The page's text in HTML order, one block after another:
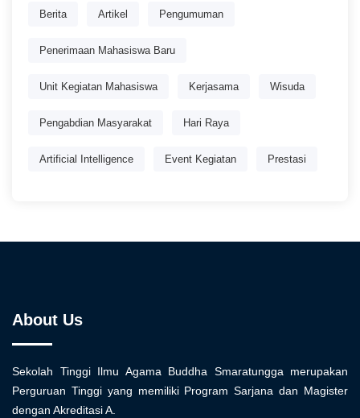
Berita Artikel Pengumuman
Penerimaan Mahasiswa Baru
Unit Kegiatan Mahasiswa Kerjasama Wisuda
Pengabdian Masyarakat Hari Raya
Artificial Intelligence Event Kegiatan Prestasi
About Us
Sekolah Tinggi Ilmu Agama Buddha Smaratungga merupakan
Perguruan Tinggi yang memiliki Program Sarjana dan Magister
dengan Akreditasi A.